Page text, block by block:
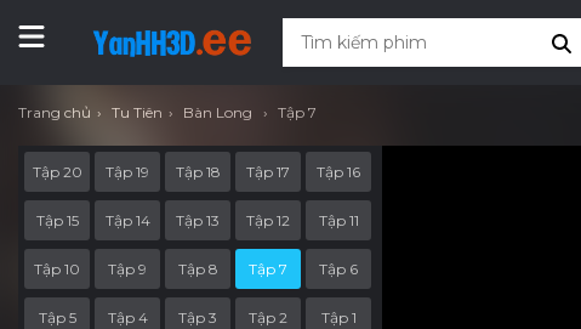
Trang chủ Tu Tiên Bàn Long Tập 7
Tập 20 Tập 19 Tập 18 Tập 17 Tập 16
Tập 15 Tập 14 Tập 13 Tập 12 Tập 11
Tập 10 Tập 9 Tập 8 Tập 7 Tập 6
Tập 5 Tập 4 Tập 3 Tập 2 Tập 1